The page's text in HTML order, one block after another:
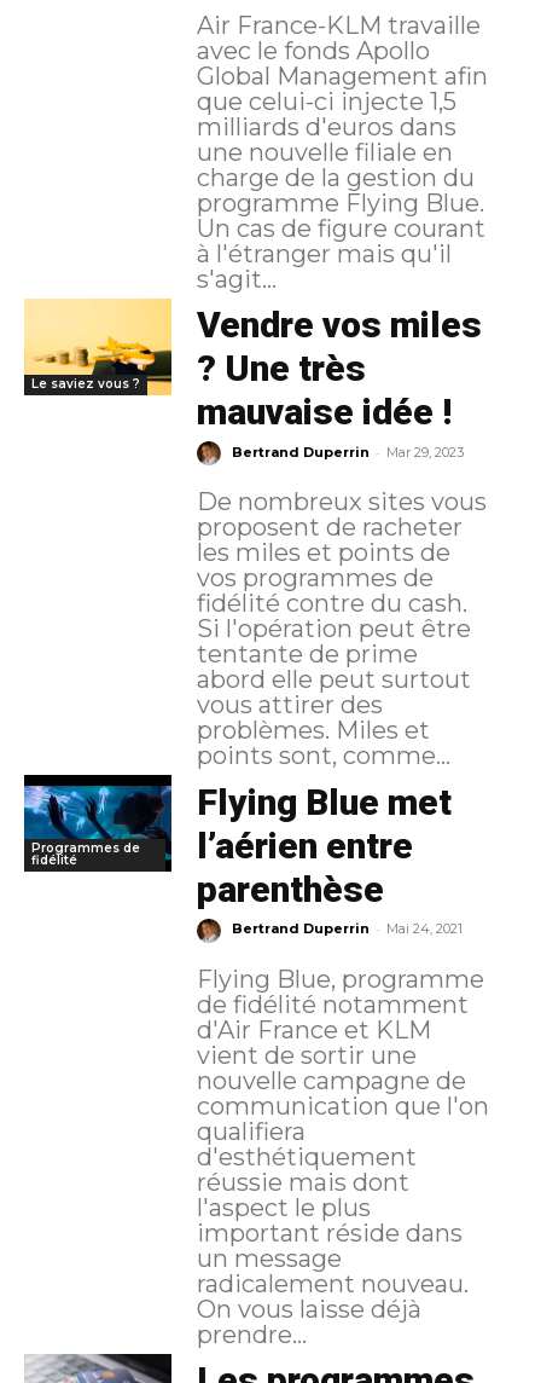
Air France-KLM travaille
avec le fonds Apollo
Global Management afin
que celui-ci injecte 1,5
milliards d'euros dans
une nouvelle filiale en
charge de la gestion du
programme Flying Blue.
Un cas de figure courant
à l'étranger mais qu'il
s'agit...
Le saviez vous ?
Vendre vos miles
? Une très
mauvaise idée !
Bertrand Duperrin - Mar 29, 2023
De nombreux sites vous
proposent de racheter
les miles et points de
vos programmes de
fidélité contre du cash.
Si l'opération peut être
tentante de prime
abord elle peut surtout
vous attirer des
problèmes. Miles et
points sont, comme...
Programmes de
fidélité
Flying Blue met
l’aérien entre
parenthèse
Bertrand Duperrin - Mai 24, 2021
Flying Blue, programme
de fidélité notamment
d'Air France et KLM
vient de sortir une
nouvelle campagne de
communication que l'on
qualifiera
d'esthétiquement
réussie mais dont
l'aspect le plus
important réside dans
un message
radicalement nouveau.
On vous laisse déjà
prendre...